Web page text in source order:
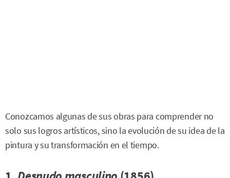
Conozcamos algunas de sus obras para comprender no
solo sus logros artísticos, sino la evolución de su idea de la
pintura y su transformación en el tiempo.